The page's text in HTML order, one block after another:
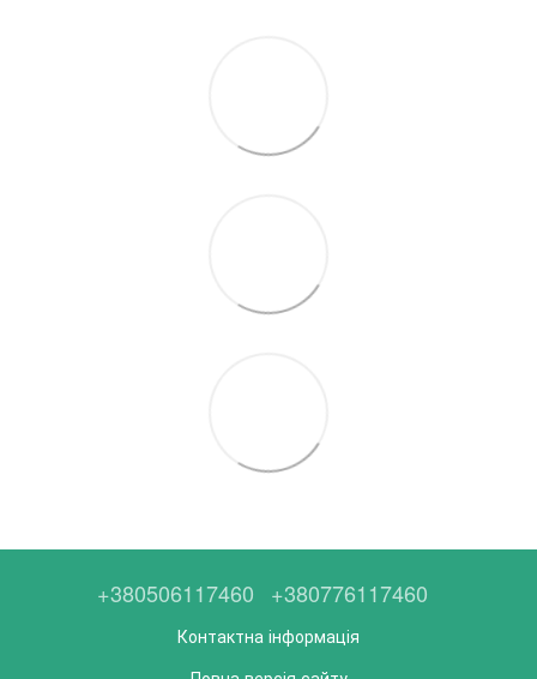
+380506117460 +380776117460
Контактна інформація